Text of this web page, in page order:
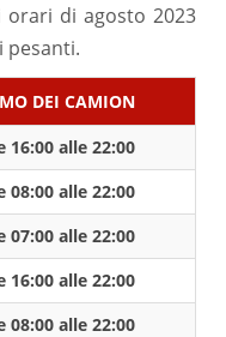
orari di agosto 2023
pesanti.
DEI CAMION
16:00 alle 22:00
08:00 alle 22:00
07:00 alle 22:00
16:00 alle 22:00
08:00 alle 22:00